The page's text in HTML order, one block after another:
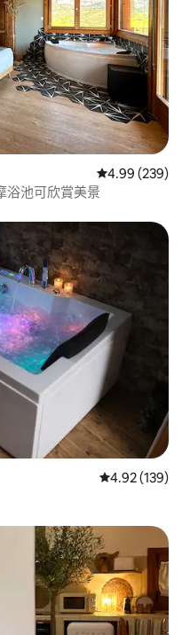
從 239 則評價
4.99 (239)
浴池可欣賞美景
從 139 則評價
4.92 (139)